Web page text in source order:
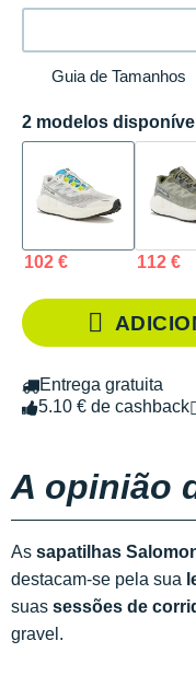
Guia de Tamanhos
2 modelos
102 € 112 €
Entrega gratuita
5.10 € de cashback
A opinião
As sapatilhas
destacam-se pela sua
suas sessões de
gravel.